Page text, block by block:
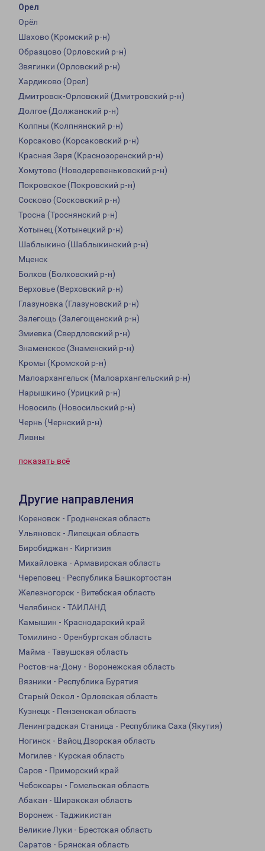
Орел
Орёл
Шахово (Кромский р-н)
Образцово (Орловский р-н)
Звягинки (Орловский р-н)
Хардиково (Орел)
Дмитровск-Орловский (Дмитровский р-н)
Долгое (Должанский р-н)
Колпны (Колпнянский р-н)
Корсаково (Корсаковский р-н)
Красная Заря (Краснозоренский р-н)
Хомутово (Новодеревеньковский р-н)
Покровское (Покровский р-н)
Сосково (Сосковский р-н)
Тросна (Троснянский р-н)
Хотынец (Хотынецкий р-н)
Шаблыкино (Шаблыкинский р-н)
Мценск
Болхов (Болховский р-н)
Верховье (Верховский р-н)
Глазуновка (Глазуновский р-н)
Залегощь (Залегощенский р-н)
Змиевка (Свердловский р-н)
Знаменское (Знаменский р-н)
Кромы (Кромской р-н)
Малоархангельск (Малоархангельский р-н)
Нарышкино (Урицкий р-н)
Новосиль (Новосильский р-н)
Чернь (Чернский р-н)
Ливны
показать всё
Другие направления
Кореновск - Гродненская область
Ульяновск - Липецкая область
Биробиджан - Киргизия
Михайловка - Армавирская область
Череповец - Республика Башкортостан
Железногорск - Витебская область
Челябинск - ТАИЛАНД
Камышин - Краснодарский край
Томилино - Оренбургская область
Майма - Тавушская область
Ростов-на-Дону - Воронежская область
Вязники - Республика Бурятия
Старый Оскол - Орловская область
Кузнецк - Пензенская область
Ленинградская Станица - Республика Саха (Якутия)
Ногинск - Вайоц Дзорская область
Могилев - Курская область
Саров - Приморский край
Чебоксары - Гомельская область
Абакан - Ширакская область
Воронеж - Таджикистан
Великие Луки - Брестская область
Саратов - Брянская область